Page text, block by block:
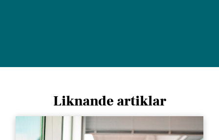
Liknande artiklar